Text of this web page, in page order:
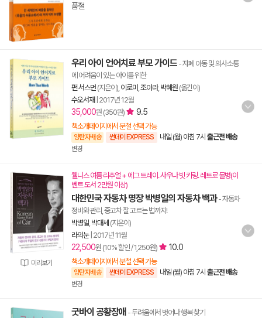
품절
우리 아이 언어치료 부모 가이드 - 자폐 아동 및 의사소통
에 어려움이 있는 아이를 위한
펀 서스먼 (지은이), 이로미 조아라, 박혜원 (옮긴이)
수오서재 2017년 12월
35,000원 (350원) 9.5
책소개페이지에서 분철 선택 가능
양탄자배송 썬데이 EXPRESS 내일 (월) 아침 7시 출근전 배송
변경
미리보기
웰니스 여름 리추얼 + 에그 트레이. 사우나 빗 키링. 레트로 물병(이
벤트 도서 2만원 이상)
대한민국 자동차 명장 박병일의 자동차 백과- 자동차
정비와 관리, 중고차 잘 고르는 법까지!
박병일 박대세 (지은이)
라의눈| 2017년 11월
22,500원 (10% 할인 / 1,250원) 10.0
책소개페이지에서 분철 선택 가능
양탄자배송 썬데이 EXPRESS 내일 (월) 아침 7시 출근전 배송
변경
굿바이 공황장애 - 두려움에서 벗어나 행복 찾기